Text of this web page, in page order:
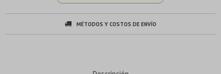
MÉTODOS Y COSTOS DE ENVÍO
¡Sumate a la forma más ágil de comprar!
¡Sumate a la forma más ágil de comprar!